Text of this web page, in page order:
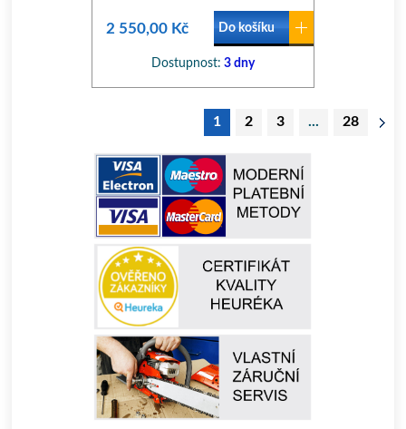
2 550,00 Kč Do košíku
Dostupnost: 3 dny
1 2 3 ... 28